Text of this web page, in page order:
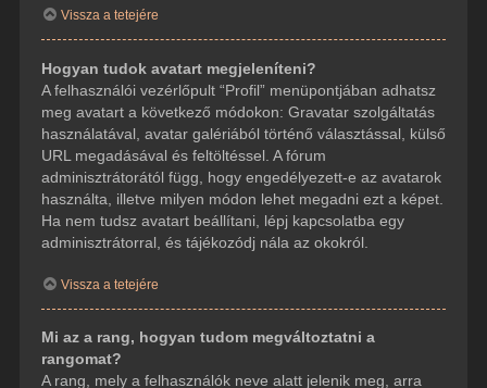
Vissza a tetejére
Hogyan tudok avatart megjeleníteni?
A felhasználói vezérlőpult “Profil” menüpontjában adhatsz
meg avatart a következő módokon: Gravatar szolgáltatás
használatával, avatar galériából történő választással, külső
URL megadásával és feltöltéssel. A fórum
adminisztrátorától függ, hogy engedélyezett-e az avatarok
használta, illetve milyen módon lehet megadni ezt a képet.
Ha nem tudsz avatart beállítani, lépj kapcsolatba egy
adminisztrátorral, és tájékozódj nála az okokról.
Vissza a tetejére
Mi az a rang, hogyan tudom megváltoztatni a
rangomat?
A rang, mely a felhasználók neve alatt jelenik meg, arra